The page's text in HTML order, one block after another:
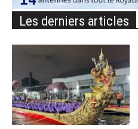
Les derniers articles